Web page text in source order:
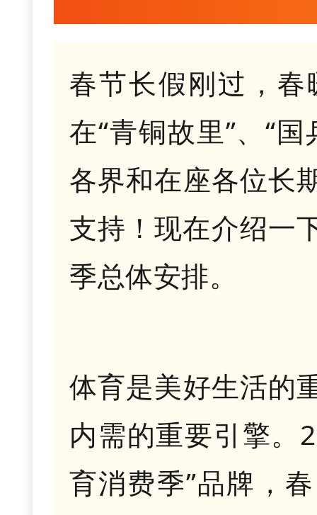
春节长假刚过，
在“青铜故里”、“
各界和在座各位长
支持！现在介绍一
季总体安排。
体育是美好生活的
内需的重要引擎。
育消费季”品牌，